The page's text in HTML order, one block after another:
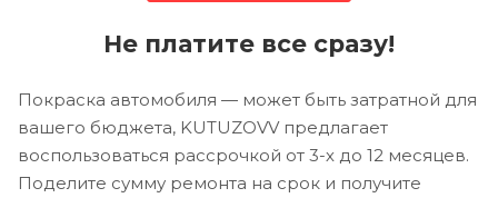
Не платите все сразу!
Покраска автомобиля — может быть затратной для
вашего бюджета, KUTUZOVV предлагает
воспользоваться рассрочкой от 3-х до 12 месяцев.
Поделите сумму ремонта на срок и получите